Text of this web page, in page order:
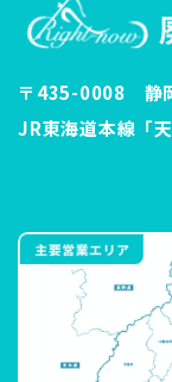
〒435-0008 静
JR東海道本線「